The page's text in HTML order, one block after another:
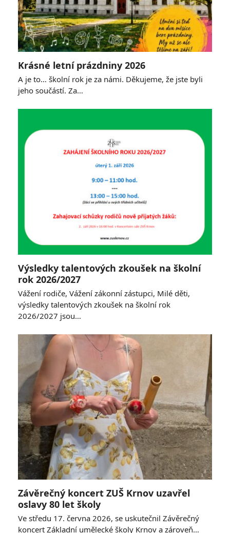
Krásné letní prázdniny 2026
A je to… školní rok je za námi. Děkujeme, že jste byli
jeho součástí. Za…
Výsledky talentových zkoušek na školní
rok 2026/2027
Vážení rodiče, Vážení zákonní zástupci, Milé děti,
výsledky talentových zkoušek na školní rok
2026/2027 jsou…
Závěrečný koncert ZUŠ Krnov uzavřel
oslavy 80 let školy
Ve středu 17. června 2026, se uskutečnil Závěrečný
koncert Základní umělecké školy Krnov a zároveň…